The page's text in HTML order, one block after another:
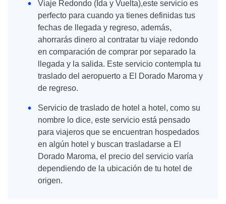
Viaje Redondo (Ida y Vuelta),este servicio es
perfecto para cuando ya tienes definidas tus
fechas de llegada y regreso, además,
ahorrarás dinero al contratar tu viaje redondo
en comparación de comprar por separado la
llegada y la salida. Este servicio contempla tu
traslado del aeropuerto a El Dorado Maroma y
de regreso.
Servicio de traslado de hotel a hotel, como su
nombre lo dice, este servicio está pensado
para viajeros que se encuentran hospedados
en algún hotel y buscan trasladarse a El
Dorado Maroma, el precio del servicio varía
dependiendo de la ubicación de tu hotel de
origen.